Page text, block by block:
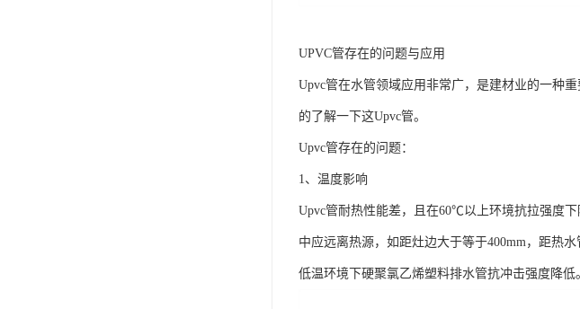
UPVC管存在的问题与应用
Upvc管在水管领域应用非常广，是建材业的一种
的了解一下这Upvc管。
Upvc管存在的问题：
1、温度影响
Upvc管耐热性能差，且在60℃以上环境抗拉强度
中应远离热源，如距灶边大于等于400mm，距热
低温环境下硬聚氯乙烯塑料排水管抗冲击强度降